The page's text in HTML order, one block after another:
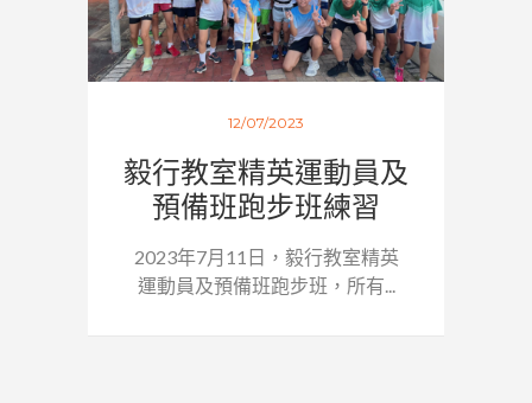
12/07/2023
毅行教室精英運動員及
預備班跑步班練習
2023年7月11日，毅行教室精英
運動員及預備班跑步班，所有...